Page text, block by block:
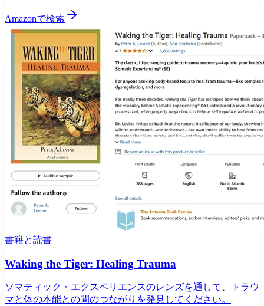
Amazonで検索
書籍と読書
Waking the Tiger: Healing Trauma
ソマティック・エクスペリエンスのレンズを通して、トラウ
マと体の本能との間のつながりを発見してください。